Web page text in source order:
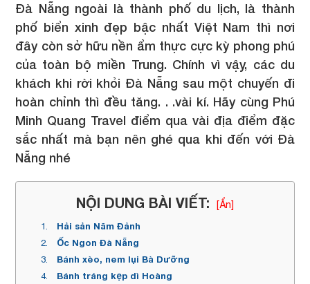
Đà Nẵng ngoài là thành phố du lịch, là thành
phố biển xinh đẹp bậc nhất Việt Nam thì nơi
đây còn sở hữu nền ẩm thực cực kỳ phong phú
của toàn bộ miền Trung. Chính vì vậy, các du
khách khi rời khỏi Đà Nẵng sau một chuyến đi
hoàn chỉnh thì đều tăng. . .vài kí. Hãy cùng Phú
Minh Quang Travel điểm qua vài địa điểm đặc
sắc nhất mà bạn nên ghé qua khi đến với Đà
Nẵng nhé
NỘI DUNG BÀI VIẾT:
[Ẩn]
Hải sản Năm Đảnh
Ốc Ngon Đà Nẵng
Bánh xèo, nem lụi Bà Dưỡng
Bánh tráng kẹp dì Hoàng